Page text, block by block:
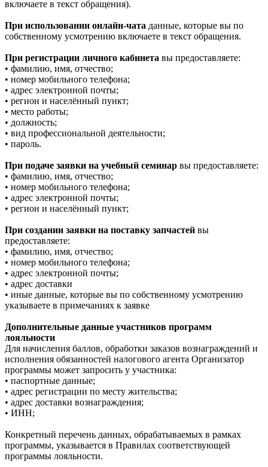
включаете в текст обращения).
При использовании онлайн-чата данные, которые вы по
собственному усмотрению включаете в текст обращения.
При регистрации личного кабинета вы предоставляете:
• фамилию, имя, отчество;
• номер мобильного телефона;
• адрес электронной почты;
• регион и населённый пункт;
• место работы;
• должность;
• вид профессиональной деятельности;
• пароль.
При подаче заявки на учебный семинар вы предоставляете:
• фамилию, имя, отчество;
• номер мобильного телефона;
• адрес электронной почты;
• регион и населённый пункт;
При создании заявки на поставку запчастей вы
предоставляете:
• фамилию, имя, отчество;
• номер мобильного телефона;
• адрес электронной почты;
• адрес доставки
• иные данные, которые вы по собственному усмотрению
указываете в примечаниях к заявке
Дополнительные данные участников программ
лояльности
Для начисления баллов, обработки заказов вознаграждений и
исполнения обязанностей налогового агента Организатор
программы может запросить у участника:
• паспортные данные;
• адрес регистрации по месту жительства;
• адрес доставки вознаграждения;
• ИНН;
Конкретный перечень данных, обрабатываемых в рамках
программы, указывается в Правилах соответствующей
программы лояльности.